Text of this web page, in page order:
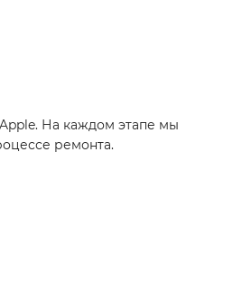
На каждом этапе мы
ремонта.